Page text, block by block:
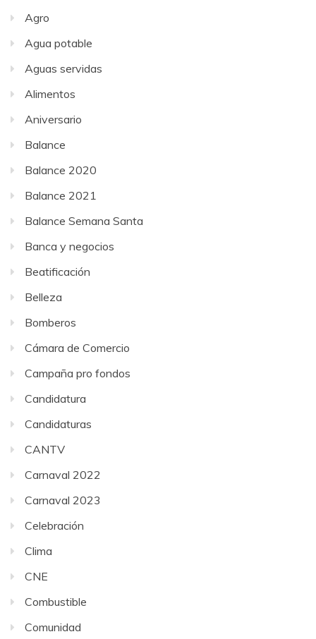
Agro
Agua potable
Aguas servidas
Alimentos
Aniversario
Balance
Balance 2020
Balance 2021
Balance Semana Santa
Banca y negocios
Beatificación
Belleza
Bomberos
Cámara de Comercio
Campaña pro fondos
Candidatura
Candidaturas
CANTV
Carnaval 2022
Carnaval 2023
Celebración
Clima
CNE
Combustible
Comunidad